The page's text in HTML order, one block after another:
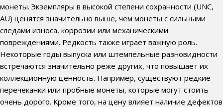
монеты. Экземпляры в высокой степени сохранности (UNC,
AU) ценятся значительно выше, чем монеты с сильными
следами износа, коррозии или механическими
повреждениями. Редкость также играет важную роль.
Некоторые годы выпуска или штемпельные разновидности
встречаются значительно реже других, что повышает их
коллекционную ценность. Например, существуют редкие
перечеканки или пробные монеты, которые могут стоить
очень дорого. Кроме того, на цену влияет наличие дефектов